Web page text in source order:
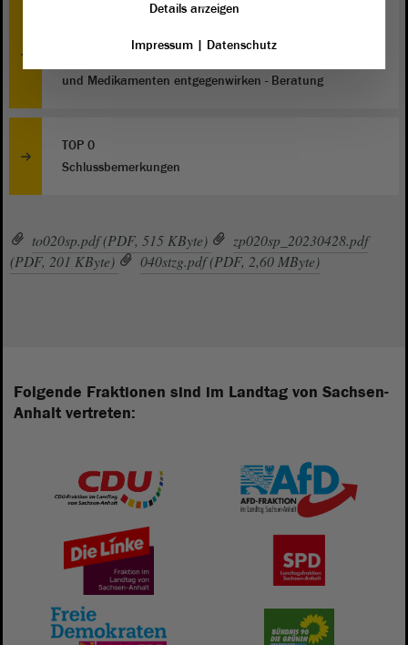
a) Pharmazeutische Versorgung nachhaltig sichern; b)
und Medikamenten entgegenwirken - Beratung
TOP 0
Schlussbemerkungen
to020sp.pdf (PDF, 515 KByte)
zp020sp_20230428.pdf
(PDF, 201 KByte)
040stzg.pdf (PDF, 2,60 MByte)
Folgende Fraktionen sind im Landtag von Sachsen-
Anhalt vertreten:
Details anzeigen
Impressum| Datenschutz